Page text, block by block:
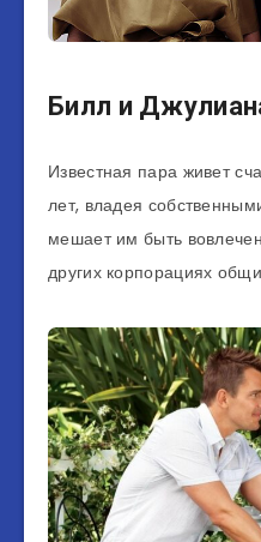
Билл и
Известная пара живет
лет, владея
мешает им быть
других корпорациях